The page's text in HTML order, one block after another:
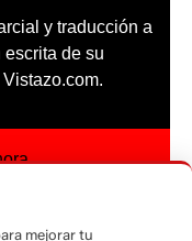
y traducción a
de su
mejorar tu